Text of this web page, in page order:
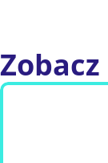
Zobacz